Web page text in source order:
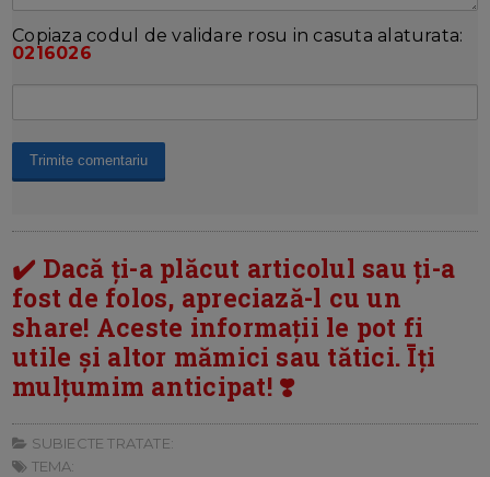
Copiaza codul de validare rosu in casuta alaturata:
0216026
✔️ Dacă ți-a plăcut articolul sau ți-a
fost de folos, apreciază-l cu un
share! Aceste informații le pot fi
utile și altor mămici sau tătici. Īți
mulțumim anticipat! ❣️
SUBIECTE TRATATE:
TEMA: